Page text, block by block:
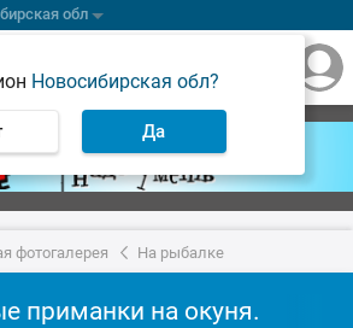
обл
Новосибирская обл?
Да
фотогалерея На рыбалке
приманки на окуня.